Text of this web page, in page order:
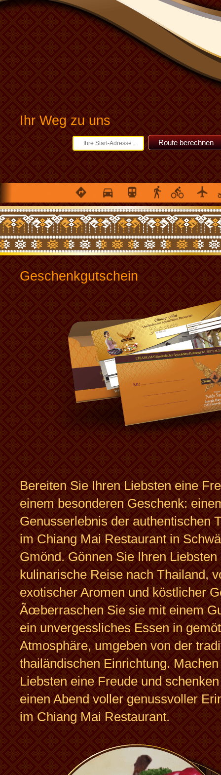
Ihr Weg zu uns
Geschenkgutschein
Bereiten Sie Ihren Liebsten eine
einem besonderen Geschenk:
Genusserlebnis der authentischen
im Chiang Mai Restaurant in
Gmönd. Gönnen Sie Ihren Liebsten
kulinarische Reise nach Thailand,
exotischer Aromen und köstlicher
Ãœberraschen Sie sie mit einem
ein unvergessliches Essen in
Atmosphäre, umgeben von der
thailändischen Einrichtung.
Liebsten eine Freude und
einen Abend voller genussvoller
im Chiang Mai Restaurant.